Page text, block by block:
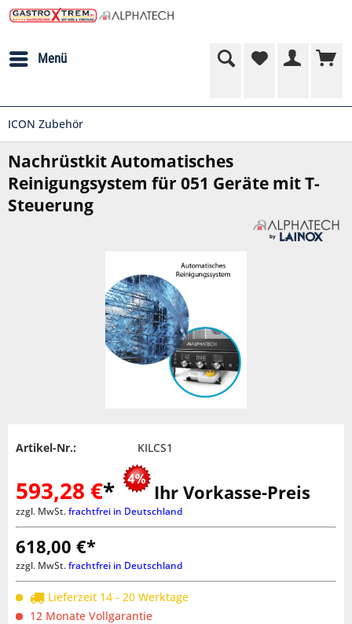
Menü
ICON Zubehör
Nachrüstkit Automatisches
Reinigungsystem für 051 Geräte mit T-
Steuerung
Artikel-Nr.: KILCS1
593,28 €* Ihr Vorkasse-Preis
zzgl. MwSt.frachtfrei in Deutschland
618,00 €*
zzgl. MwSt.frachtfrei in Deutschland
Lieferzeit 14 - 20 Werktage
12 Monate Vollgarantie